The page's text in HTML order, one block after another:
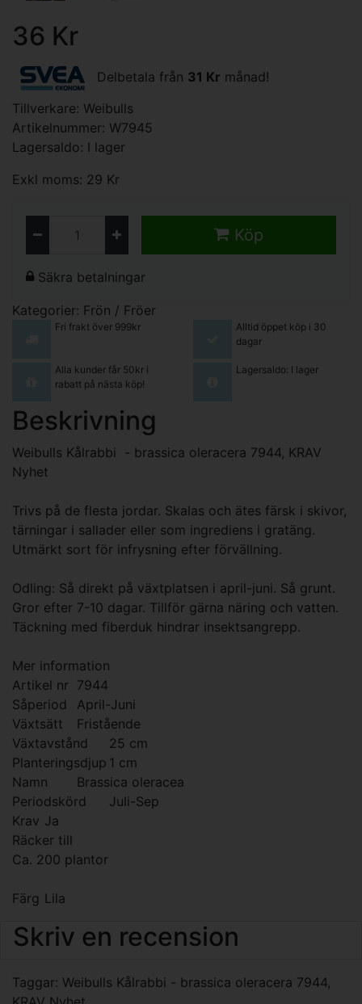
36 Kr
Delbetala från 31 Kr månad!
Tillverkare: Weibulls
Artikelnummer: W7945
Lagersaldo: I lager
Exkl moms: 29 Kr
Köp
Säkra betalningar
Kategorier: Frön / Fröer
Fri frakt över 999kr
Alltid öppet köp i 30
dagar
Alla kunder får 50kr i
rabatt på nästa köp!
Lagersaldo: I lager
Beskrivning
Weibulls Kålrabbi - brassica oleracera 7944, KRAV
Nyhet
Trivs på de flesta jordar. Skalas och ätes färsk i skivor,
tärningar i sallader eller som ingrediens i gratäng.
Utmärkt sort för infrysning efter förvällning.
Odling: Så direkt på växtplatsen i april-juni. Så grunt.
Gror efter 7-10 dagar. Tillför gärna näring och vatten.
Täckning med fiberduk hindrar insektsangrepp.
Mer information
Artikel nr 7944
Såperiod
April-Juni
Växtsätt
Fristående
Växtavstånd
25 cm
Planteringsdjup 1 cm
Namn
Brassica oleracea
Periodskörd
Juli-Sep
Krav Ja
Räcker till
Ca. 200 plantor
Färg Lila
Skriv en recension
Taggar: Weibulls Kålrabbi - brassica oleracera 7944,